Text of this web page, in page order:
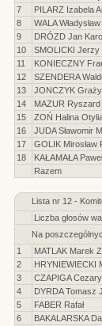
7
PILARZ Izabela
8
WALA Władysław
9
DRÓZD Jan
10
SMOLICKI Jerzy
11
KONIECZNY
12
SZENDERA
13
JONCZYK
14
MAZUR
15
ZOŃ Halina
16
JUDA Sławomir
17
GOLIK Mirosław
18
KAŁAMAŁA
Razem
Lista nr 12 -
Liczba głosów
Na
1
MATLAK Marek
2
HRYNIEWIECKI
3
CZAPIGA
4
DYRDA Tomasz
5
FABER Rafał
6
BAKALARSKA